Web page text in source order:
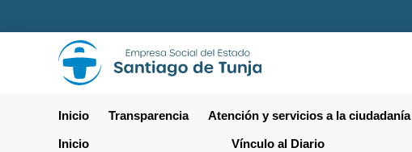
Inicio Transparencia Atención y servicios a la ciudadanía
Inicio Vínculo al Diario